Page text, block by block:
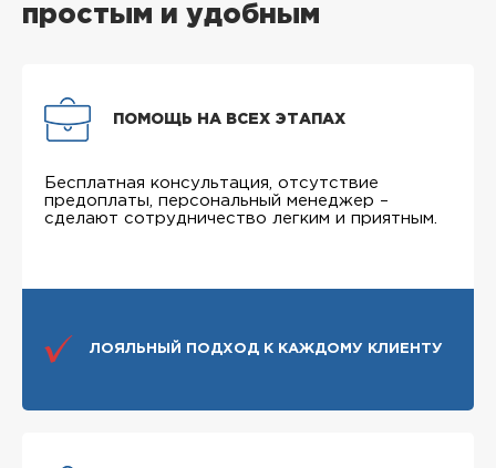
простым и удобным
ПОМОЩЬ НА ВСЕХ ЭТАПАХ
Бесплатная консультация, отсутствие
предоплаты, персональный менеджер –
сделают сотрудничество легким и приятным.
ЛОЯЛЬНЫЙ ПОДХОД К КАЖДОМУ КЛИЕНТУ